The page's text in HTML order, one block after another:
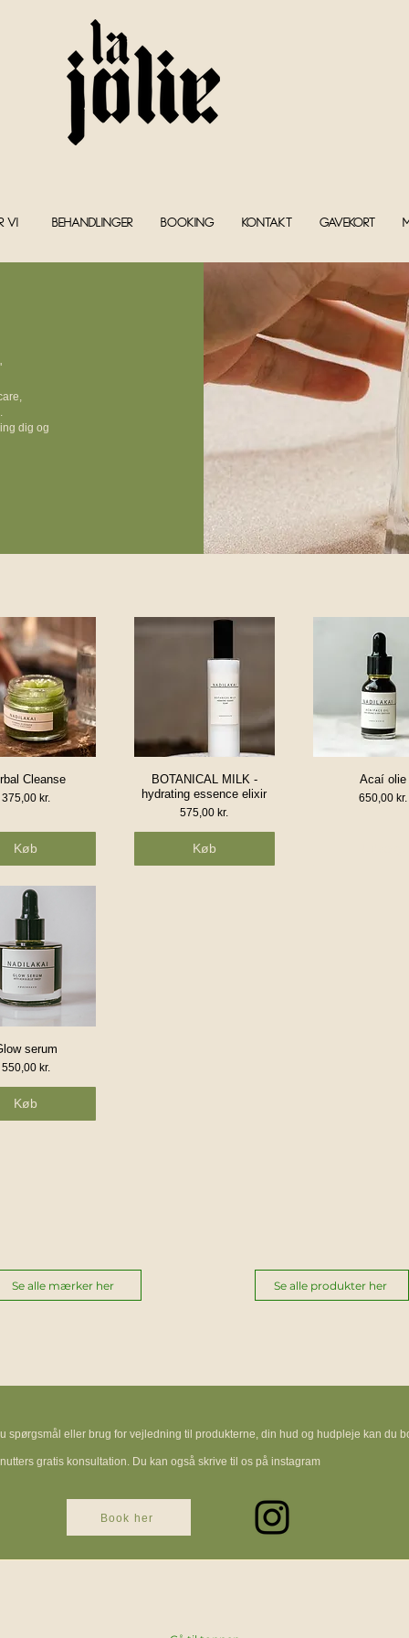
vi? Behandlinger Booking Kontakt Gavekort
dig og
Cleanse
Pris
375,00 kr.
Køb
Hurtigvisning
BOTANICAL MILK -
hydrating essence elixir
Pris
575,00 kr.
Køb
Acaí olie
Pris
650,00 kr.
serum
Pris
550,00 kr.
Køb
Se alle mærker her Se alle produkter her
spørgsmål eller brug for vejledning til produkterne, din hud og hudpleje kan du
gratis konsultation. Du kan også skrive til os på instagram
Book her